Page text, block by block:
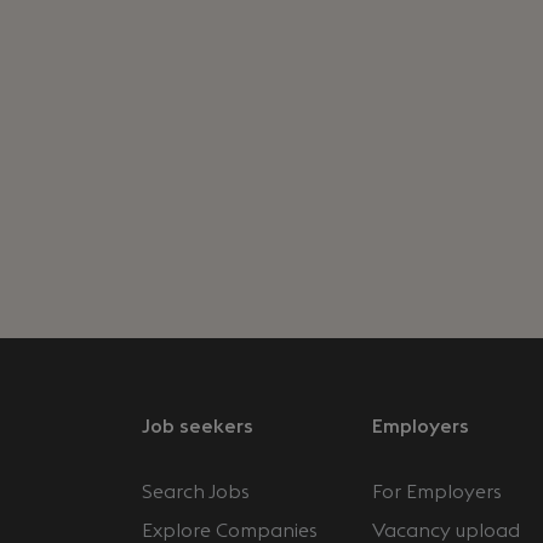
Job seekers
Search Jobs
Explore Companies
Employers
For Employers
Vacancy upload